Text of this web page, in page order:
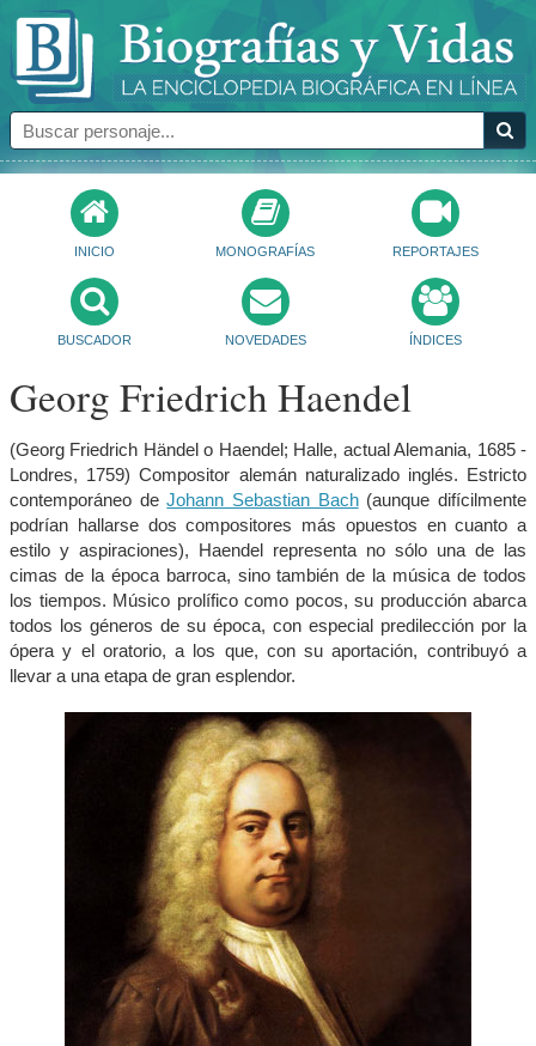
INICIO MONOGRAFÍAS REPORTAJES
BUSCADOR NOVEDADES ÍNDICES
Georg Friedrich Haendel
(Georg Friedrich Händel o Haendel; Halle, actual Alemania, 1685 -
Londres, 1759) Compositor alemán naturalizado inglés. Estricto
contemporáneo deJohann Sebastian Bach(aunque difícilmente
podrían hallarse dos compositores más opuestos en cuanto a
estilo y aspiraciones), Haendel representa no sólo una de las
cimas de la época barroca, sino también de la música de todos
los tiempos. Músico prolífico como pocos, su producción abarca
todos los géneros de su época, con especial predilección por la
ópera y el oratorio, a los que, con su aportación, contribuyó a
llevar a una etapa de gran esplendor.